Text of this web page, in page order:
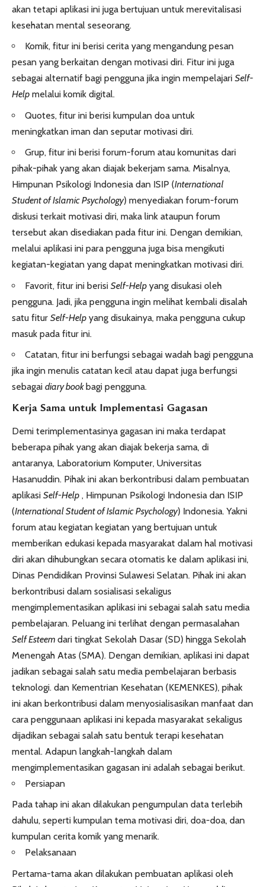
akan tetapi aplikasi ini juga bertujuan untuk merevitalisasi
kesehatan mental seseorang.
Komik, fitur ini berisi cerita yang mengandung pesan
pesan yang berkaitan dengan motivasi diri. Fitur ini juga
sebagai alternatif bagi pengguna jika ingin mempelajari Self-
Help melalui komik digital.
Quotes, fitur ini berisi kumpulan doa untuk
meningkatkan iman dan seputar motivasi diri.
Grup, fitur ini berisi forum-forum atau komunitas dari
pihak-pihak yang akan diajak bekerjam sama. Misalnya,
Himpunan Psikologi Indonesia dan ISIP (International
Student of Islamic Psychology) menyediakan forum-forum
diskusi terkait motivasi diri, maka link ataupun forum
tersebut akan disediakan pada fitur ini. Dengan demikian,
melalui aplikasi ini para pengguna juga bisa mengikuti
kegiatan-kegiatan yang dapat meningkatkan motivasi diri.
Favorit, fitur ini berisi Self-Help yang disukasi oleh
pengguna. Jadi, jika pengguna ingin melihat kembali disalah
satu fitur Self-Help yang disukainya, maka pengguna cukup
masuk pada fitur ini.
Catatan, fitur ini berfungsi sebagai wadah bagi pengguna
jika ingin menulis catatan kecil atau dapat juga berfungsi
sebagai diary bookbagi pengguna.
Kerja Sama untuk Implementasi Gagasan
Demi terimplementasinya gagasan ini maka terdapat
beberapa pihak yang akan diajak bekerja sama, di
antaranya, Laboratorium Komputer, Universitas
Hasanuddin. Pihak ini akan berkontribusi dalam pembuatan
aplikasi Self-Help , Himpunan Psikologi Indonesia dan ISIP
(International Student of Islamic Psychology) Indonesia. Yakni
forum atau kegiatan kegiatan yang bertujuan untuk
memberikan edukasi kepada masyarakat dalam hal motivasi
diri akan dihubungkan secara otomatis ke dalam aplikasi ini,
Dinas Pendidikan Provinsi Sulawesi Selatan. Pihak ini akan
berkontribusi dalam sosialisasi sekaligus
mengimplementasikan aplikasi ini sebagai salah satu media
pembelajaran. Peluang ini terlihat dengan permasalahan
Self Esteem dari tingkat Sekolah Dasar (SD) hingga Sekolah
Menengah Atas (SMA). Dengan demikian, aplikasi ini dapat
jadikan sebagai salah satu media pembelajaran berbasis
teknologi. dan Kementrian Kesehatan (KEMENKES), pihak
ini akan berkontribusi dalam menyosialisasikan manfaat dan
cara penggunaan aplikasi ini kepada masyarakat sekaligus
dijadikan sebagai salah satu bentuk terapi kesehatan
mental. Adapun langkah-langkah dalam
mengimplementasikan gagasan ini adalah sebagai berikut.
Persiapan
Pada tahap ini akan dilakukan pengumpulan data terlebih
dahulu, seperti kumpulan tema motivasi diri, doa-doa, dan
kumpulan cerita komik yang menarik.
Pelaksanaan
Pertama-tama akan dilakukan pembuatan aplikasi oleh